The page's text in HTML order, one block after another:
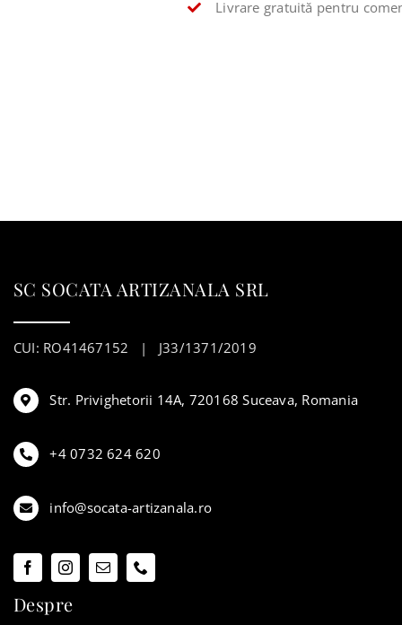
Livrare gratuită pentru
SC SOCATA ARTIZANALA SRL
CUI: RO41467152 | J33/1371/2019
Str. Privighetorii 14A, 720168 Suceava, Romania
+4 0732 624 620
info@socata-artizanala.ro
Despre